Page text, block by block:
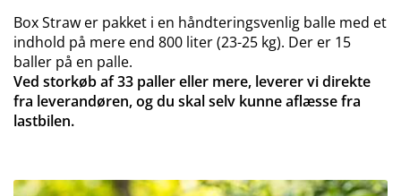
Box Straw er pakket i en håndteringsvenlig balle med et
indhold på mere end 800 liter (23-25 kg). Der er 15
baller på en palle.
Ved storkøb af 33 paller eller mere, leverer vi direkte
fra leverandøren, og du skal selv kunne aflæsse fra
lastbilen.